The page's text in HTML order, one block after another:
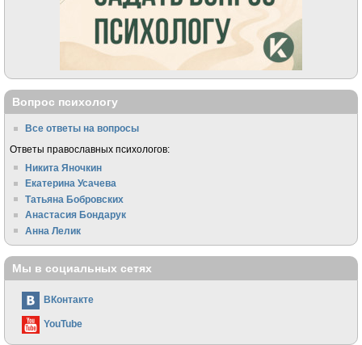
Вопрос психологу
Все ответы на вопросы
Ответы православных психологов:
Никита Яночкин
Екатерина Усачева
Татьяна Бобровских
Анастасия Бондарук
Анна Лелик
Мы в социальных сетях
ВКонтакте
YouTube